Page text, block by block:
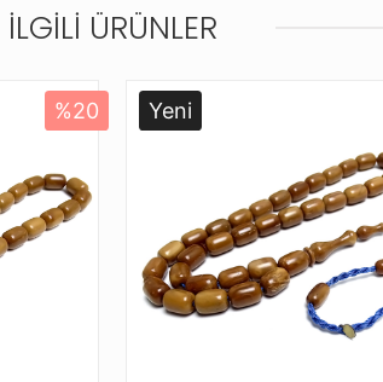
Çiftli ve Tekli Çekime
Şekli
Standart Tesbih Kutusu
olarak kabul edilmiştir. Bu
temiz ve sağlıklı hissettirir.
Türkiye’nin Tesbih Markası
İLGILI ÜRÜNLER
%20 Yeni